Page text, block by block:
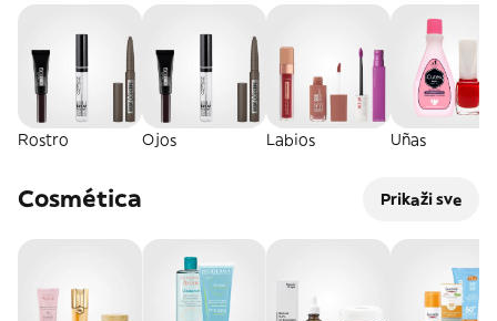
Rostro Ojos Labios Uñas
Cosmética Prikaži sve